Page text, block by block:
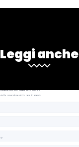
Leggi anche